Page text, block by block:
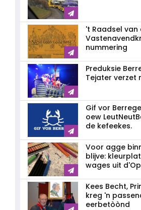
't Raadsel van
nummering
Preduksie
Tejater verzet
Gif vor
oew
de kefeekes.
Voor agge
blijve:
wages uit
Kees Becht,
kreg 'n
eerbetòònd